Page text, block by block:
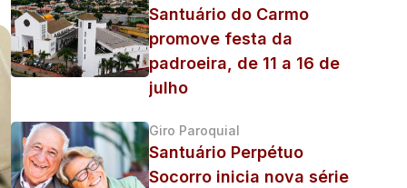
Santuário do Carmo
promove festa da
padroeira, de 11 a 16 de
julho
Giro Paroquial
Santuário Perpétuo
Socorro inicia nova série